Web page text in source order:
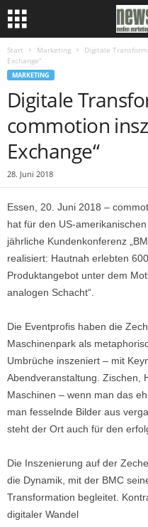
Start Marketing
Digitale
Exchange“
MARKETING
Digitale
commotion
Exchange“
28. Juni 2018
Essen, 20. Juni 2018 –
hat für den US-
jährliche Kundenkonferenz
realisiert: Hautnah erlebten
Produktangebot unter dem
analogen Schacht“.
Die Eventprofis haben die
Maschinenpark als
Umbrüche inszeniert – mit
Abendveranstaltung. Zischen,
Maschinen – wenn man das
man fesselnde Bilder aus
steht der Ort auch für den
Die Inszenierung auf der
die Dynamik, mit der BMC
Transformation begleitet.
digitaler Wandel